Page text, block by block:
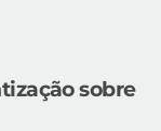
sobre